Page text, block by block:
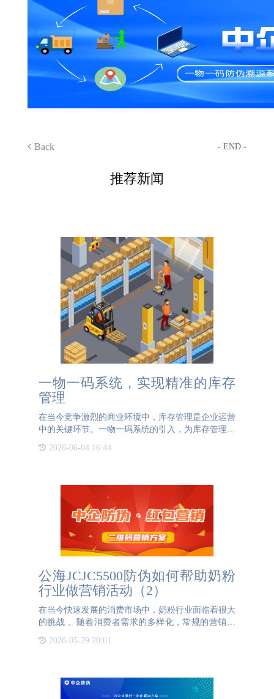
Back - END -
推荐新闻
一物一码系统，实现精准的库存
管理
在当今竞争激烈的商业环境中，库存管理是企业运营
中的关键环节。一物一码系统的引入，为库存管理带
化。一物一码系统，即为每一件物品分配一个独一无
2026-06-04 16:44
公海JCJC5500防伪如何帮助奶粉
行业做营销活动（2）
在当今快速发展的消费市场中，奶粉行业面临着很大
的挑战 。随着消费者需求的多样化，常规的营销方
一码技术的应用为奶粉行业带来了新的机遇。当各种
2026-05-29 20:01